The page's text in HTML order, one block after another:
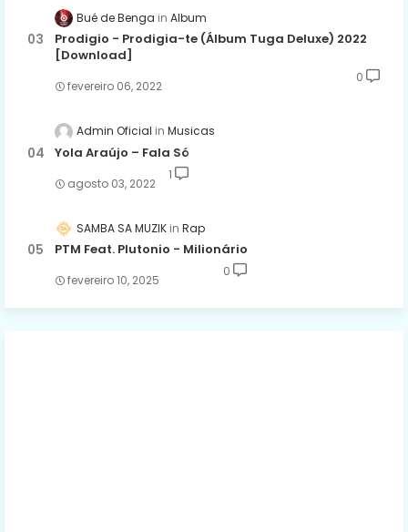
Bué de Benga Album
Prodigio - Prodigia-te (Álbum Tuga Deluxe) 2022
[Download]
fevereiro 06, 2022
0
Admin Oficial Musicas
Yola Araújo – Fala Só
agosto 03, 2022
1
SAMBA SA MUZIK Rap
PTM Feat. Plutonio - Milionário
fevereiro 10, 2025
0